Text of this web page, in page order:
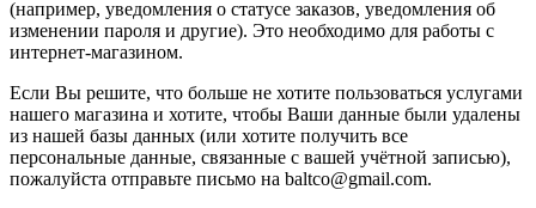
(например, уведомления о статусе заказов, уведомления об
изменении пароля и другие). Это необходимо для работы с
интернет-магазином.
Если Вы решите, что больше не хотите пользоваться услугами
нашего магазина и хотите, чтобы Ваши данные были удалены
из нашей базы данных (или хотите получить все
персональные данные, связанные с вашей учётной записью),
пожалуйста отправьте письмо на baltco@gmail.com.